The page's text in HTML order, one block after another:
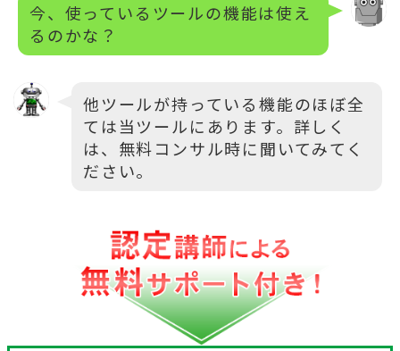
今、使っているツールの機能は使え
るのかな？
他ツールが持っている機能のほぼ全
ては当ツールにあります。詳しく
は、無料コンサル時に聞いてみてく
ださい。